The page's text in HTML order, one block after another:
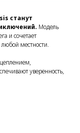
станут
Модель
и сочетает
местности.
уверенность,